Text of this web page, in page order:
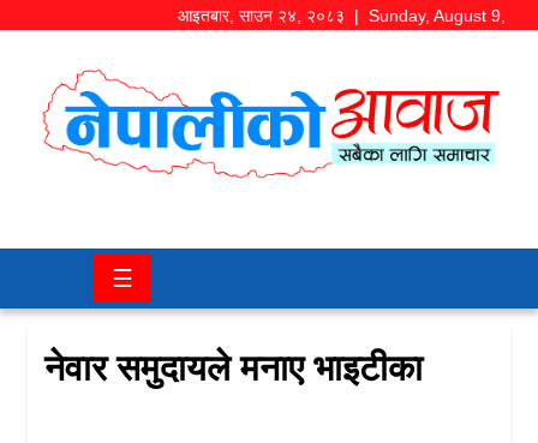
आइतबार, साउन २४, २०८३ | Sunday, August 9,
समाज/
चितवन
कला/
मनोरञ्जन
☰
नेवार समुदायले मनाए भाइटीका